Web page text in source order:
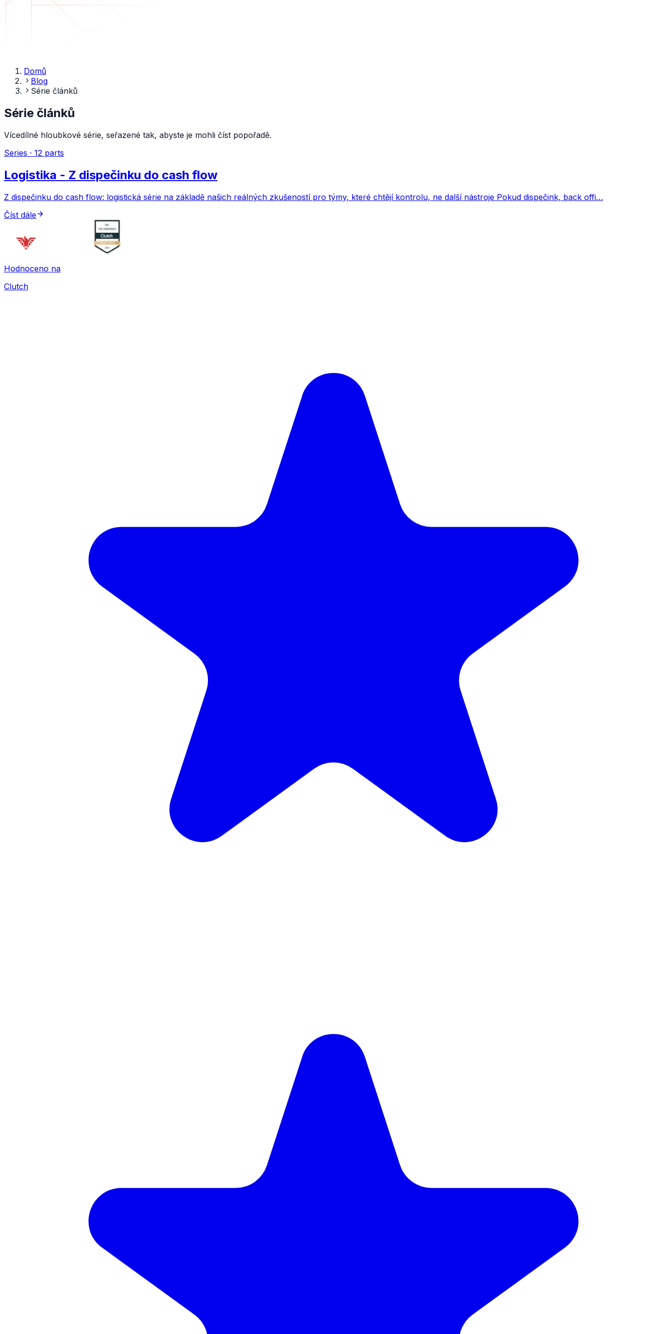
Domů
Blog
Série článků
Série článků
Vícedílné hloubkové série, seřazené tak, abyste je mohli číst popořadě.
Series · 12 parts
Logistika - Z dispečinku do cash flow
Z dispečinku do cash flow: logistická série na základě našich reálných zkušeností pro týmy, které chtějí kontrolu, ne další nástroje Pokud dispečink, back offi…
Číst dále
Hodnoceno na
Clutch